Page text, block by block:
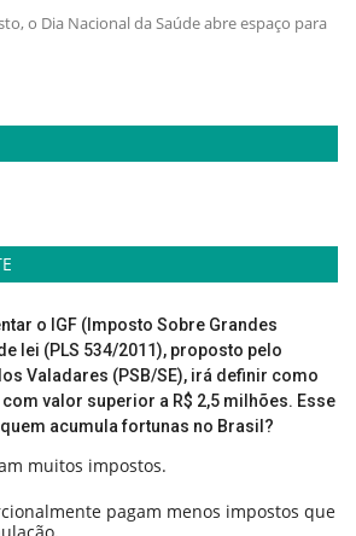
o Dia Nacional da Saúde abre espaço para
o IGF (Imposto Sobre Grandes
lei (PLS 534/2011), proposto pelo
Valadares (PSB/SE), irá definir como
valor superior a R$ 2,5 milhões. Esse
acumula fortunas no Brasil?
muitos impostos.
pagam menos impostos que